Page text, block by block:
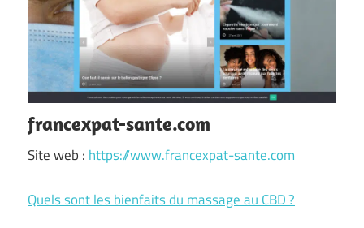
francexpat-sante.com
Site web : https://www.francexpat-sante.com
Quels sont les bienfaits du massage au CBD ?